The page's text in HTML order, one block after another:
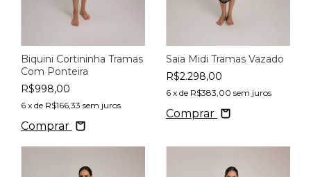
Biquini Cortininha Tramas
Com Ponteira
R$998,00
6 x de R$166,33 sem juros
Comprar
Saia Midi Tramas Vazado
R$2.298,00
6 x de R$383,00 sem juros
Comprar